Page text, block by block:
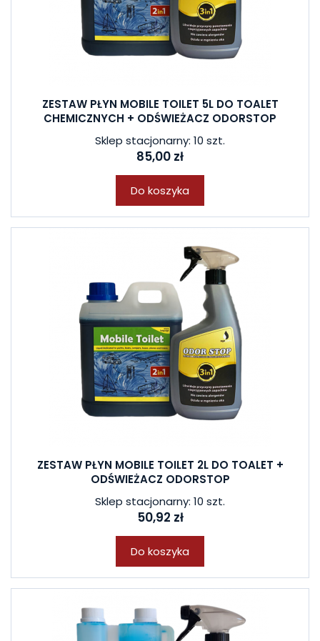
ZESTAW PŁYN MOBILE TOILET 5L DO TOALET
CHEMICZNYCH + ODŚWIEŻACZ ODORSTOP
Sklep stacjonarny: 10 szt.
85,00 zł
Do koszyka
ZESTAW PŁYN MOBILE TOILET 2L DO TOALET +
ODŚWIEŻACZ ODORSTOP
Sklep stacjonarny: 10 szt.
50,92 zł
Do koszyka